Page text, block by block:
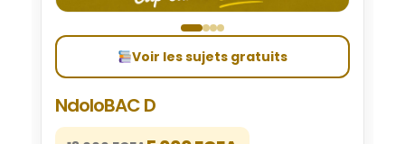
Voir les sujets gratuits
NdoloBAC D